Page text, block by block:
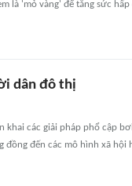
là 'mỏ vàng' để tăng sức
dân đô thị
khai các giải pháp phổ cập
đồng đến các mô hình xã